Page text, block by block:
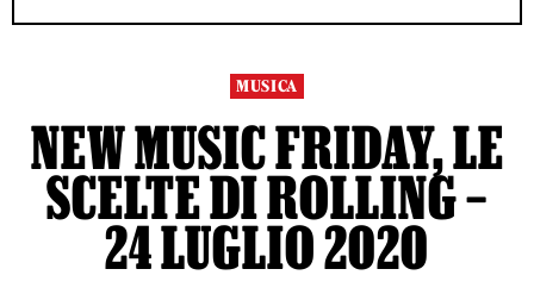
MUSICA
NEW MUSIC FRIDAY, LE
SCELTE DI ROLLING –
24 LUGLIO 2020